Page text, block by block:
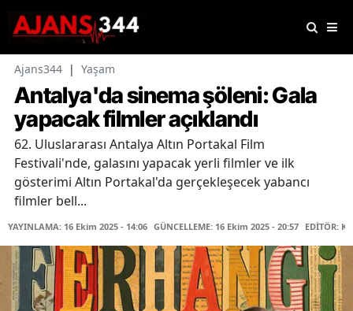
Ajans344 | Yaşam
Antalya'da sinema şöleni: Gala
yapacak filmler açıklandı
62. Uluslararası Antalya Altın Portakal Film
Festivali'nde, galasını yapacak yerli filmler ve ilk
gösterimi Altın Portakal'da gerçekleşecek yabancı
filmler bell...
YAYINLAMA: 16 Ekim 2025 - 14:06 GÜNCELLEME: 16 Ekim 2025 - 20:57 EDİTÖR: